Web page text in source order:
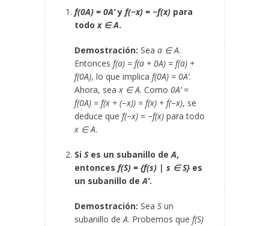
f(0A) = 0A’y f(−x) = −f(x) para
todox ∈ A.
Demostración: Sea a ∈ A.
Entonces f(a) = f(a + 0A) = f(a) +
f(0A), lo que implica f(0A) = 0A’.
Ahora, seax ∈ A. Como 0A’=
f(0A) = f(x + (−x)) = f(x) + f(−x), se
deduce que f(−x) = −f(x) para todo
x ∈ A.
Si Ses un subanillo deA,
entonces f(S) = {f(s) | s ∈ S} es
un subanillo deA’.
Demostración: Sea S un
subanillo deA. Probemos que f(S)